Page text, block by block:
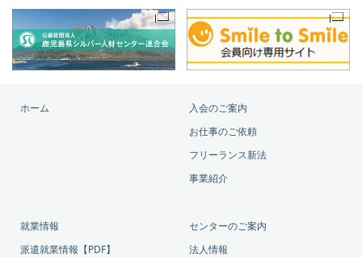
ホーム
入会のご案内
お仕事のご依頼
フリーランス新法
事業紹介
就業情報
派遣就業情報【PDF】
センターのご案内
法人情報